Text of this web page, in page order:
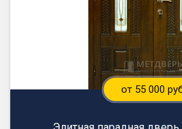
от 55 000